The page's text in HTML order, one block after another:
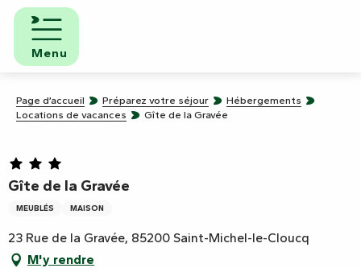
Aller
contenu
principal
Menu
Page d’accueil Préparez votre séjour
Hébergements
Locations de vacances
Gîte de la Gravée
Gîte de la Gravée
MEUBLÉS MAISON
23 Rue de la Gravée, 85200 Saint-Michel-le-Cloucq
M'y rendre